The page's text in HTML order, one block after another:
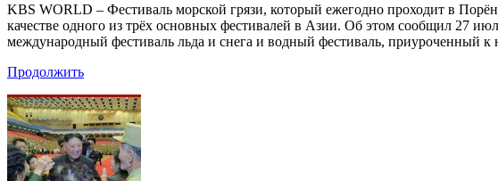
KBS WORLD – Фестиваль морской грязи, который ежегодно проходит в
качестве одного из трёх основных фестивалей в Азии. Об этом сообщил 27
международный фестиваль льда и снега и водный фестиваль, приуроченный
Продолжить